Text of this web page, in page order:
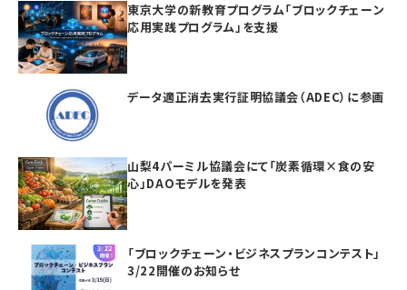
東京大学の新教育プログラム「ブロックチェーン
応用実践プログラム」を支援
データ適正消去実行証明協議会（ADEC）に参画
山梨4パーミル協議会にて「炭素循環×食の安
心」DAOモデルを発表
「ブロックチェーン・ビジネスプランコンテスト」
3/22開催のお知らせ